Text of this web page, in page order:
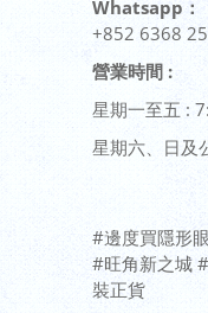
Whatsapp：
+852 6368
營業時間 :
星期一至五 :
星期六、日及
#邊度買隱形
#旺角新之城
裝正貨